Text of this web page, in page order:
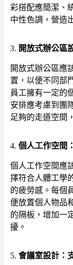
彩搭配應簡潔、
中性色調，營造
3. 開放式辦公區
開放式辦公區應
置，以便不同部
員工擁有一定的
安排應考慮到團
足夠的走道空間
4.個人工作空間
個人工作空間應
擇符合人體工學
的疲勞感。每個
便放置個人物品
的隔板，增加一
擾。
5.會議室設計：